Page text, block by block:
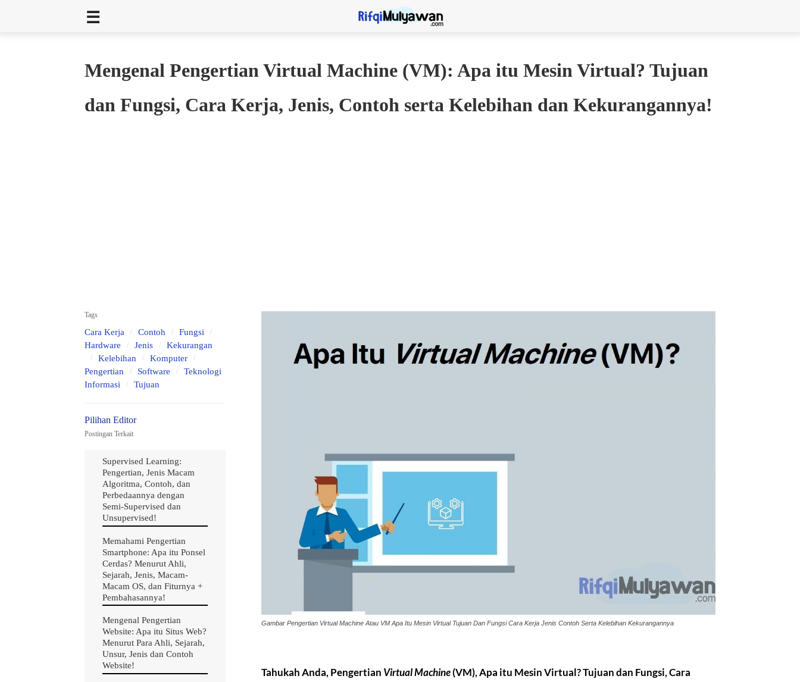
Mengenal Pengertian Virtual Machine (VM): Apa itu Mesin Virtual? Tujuan
dan Fungsi, Cara Kerja, Jenis, Contoh serta Kelebihan dan Kekurangannya!
Gambar Pengertian Virtual Machine Atau VM Apa Itu Mesin Virtual Tujuan Dan Fungsi Cara Kerja Jenis Contoh Serta Kelebihan Kekurangannya
Tahukah Anda, Pengertian Virtual Machine(VM), Apa itu Mesin Virtual? Tujuan dan Fungsi, Cara
Tags
Cara Kerja Contoh
Fungsi
Hardware
Jenis
Kekurangan
Kelebihan
Komputer
Pengertian
Software
Teknologi
Informasi
Tujuan
Postingan Terkait
Supervised Learning:
Pengertian, Jenis Macam
Algoritma, Contoh, dan
Perbedaannya dengan
Semi-Supervised dan
Unsupervised!
Memahami Pengertian
Smartphone: Apa itu Ponsel
Cerdas? Menurut Ahli,
Sejarah, Jenis, Macam-
Macam OS, dan Fiturnya +
Pembahasannya!
Mengenal Pengertian
Website: Apa itu Situs Web?
Menurut Para Ahli, Sejarah,
Unsur, Jenis dan Contoh
Website!